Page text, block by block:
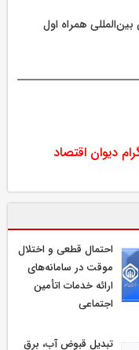
بین‌المللی همراه اول
دیوان اقتصاد
احتمال قطعی و اختلال
موقت در سامانه‌های
ارائه خدمات اتأمین
اجتماعی
تبدیل قبوض آب، برق